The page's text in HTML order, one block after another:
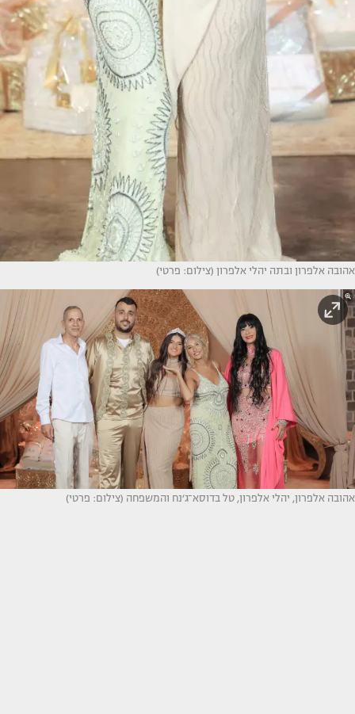
אהובה אלפרון ובתה יהלי אלפרון (צילום: פרטי)
אהובה אלפרון, יהלי אלפרון, טל בדוסא־ג׳נח והמשפחה (צילום: פרטי)